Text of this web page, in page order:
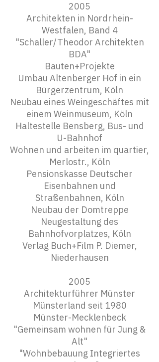
2005
Architekten in Nordrhein-
Westfalen, Band 4
"Schaller/Theodor Architekten
BDA"
Bauten+Projekte
Umbau Altenberger Hof in ein
Bürgerzentrum, Köln
Neubau eines Weingeschäftes mit
einem Weinmuseum, Köln
Haltestelle Bensberg, Bus- und
U-Bahnhof
Wohnen und arbeiten im quartier,
Merlostr., Köln
Pensionskasse Deutscher
Eisenbahnen und
Straßenbahnen, Köln
Neubau der Domtreppe
Neugestaltung des
Bahnhofvorplatzes, Köln
Verlag Buch+Film P. Diemer,
Niederhausen
2005
Architekturführer Münster
Münsterland seit 1980
Münster-Mecklenbeck
"Gemeinsam wohnen für Jung &
Alt"
"Wohnbebauung Integriertes